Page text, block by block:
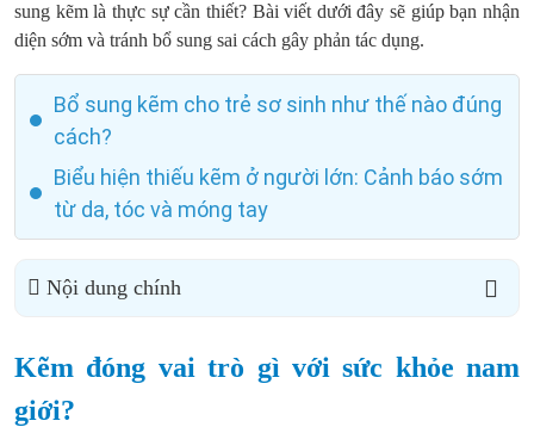
sung kẽm là thực sự cần thiết? Bài viết dưới đây sẽ giúp bạn nhận
diện sớm và tránh bổ sung sai cách gây phản tác dụng.
Bổ sung kẽm cho trẻ sơ sinh như thế nào đúng
cách?
Biểu hiện thiếu kẽm ở người lớn: Cảnh báo sớm
từ da, tóc và móng tay
Nội dung chính
Kẽm đóng vai trò gì với sức khỏe nam
giới?